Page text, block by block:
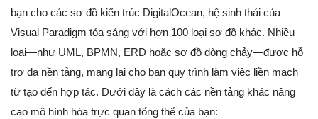
bạn cho các sơ đồ kiến trúc DigitalOcean, hệ sinh thái của
Visual Paradigm tỏa sáng với hơn 100 loại sơ đồ khác. Nhiều
loại—như UML, BPMN, ERD hoặc sơ đồ dòng chảy—được hỗ
trợ đa nền tảng, mang lại cho bạn quy trình làm việc liền mạch
từ tạo đến hợp tác. Dưới đây là cách các nền tảng khác nâng
cao mô hình hóa trực quan tổng thể của bạn: